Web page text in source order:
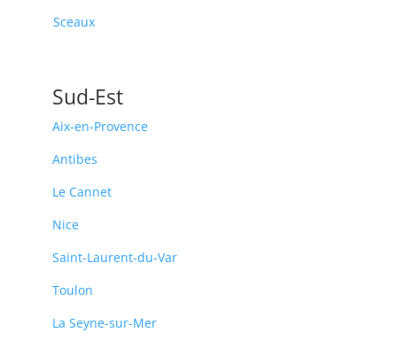
Sceaux
Sud-Est
Aix-en-Provence
Antibes
Le Cannet
Nice
Saint-Laurent-du-Var
Toulon
La Seyne-sur-Mer